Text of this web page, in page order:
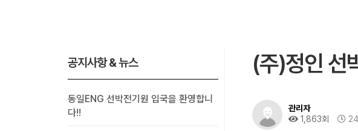
공지사항 & 뉴스
동일ENG 선박전기원 입국을 환영합니
다!!
(주)정인 선
관리자
1,863회